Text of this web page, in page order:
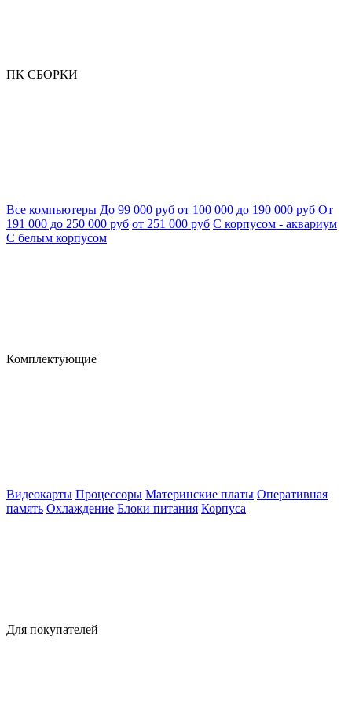
ПК СБОРКИ
Все компьютеры До 99 000 руб от 100 000 до 190 000 руб От
191 000 до 250 000 руб от 251 000 руб С корпусом - аквариум
С белым корпусом
Комплектующие
Видеокарты Процессоры Материнские платы Оперативная
память Охлаждение Блоки питания Корпуса
Для покупателей